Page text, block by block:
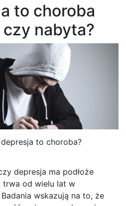
to choroba
nabyta?
to choroba?
depresja ma podłoże
trwa od wielu lat w
wskazują na to, że